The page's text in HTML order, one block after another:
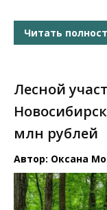
Читать
Лесной
млн рублей
Автор: Оксана